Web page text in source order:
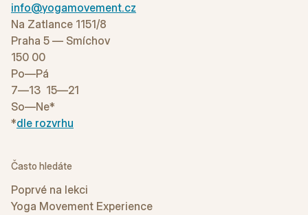
info@yogamovement.cz
Na Zatlance 1151/8
Praha 5 — Smíchov
150 00
Po—Pá
7—13 15—21
So—Ne*
*dle rozvrhu
Často hledáte
Poprvé na lekci
Yoga Movement Experience